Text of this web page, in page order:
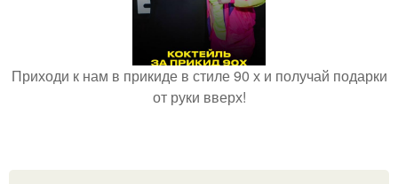
Приходи к нам в прикиде в стиле 90 х и получай подарки
от руки вверх!